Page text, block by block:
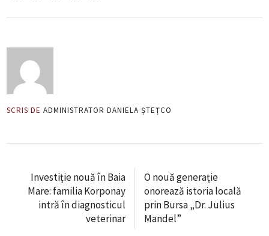
SCRIS DE ADMINISTRATOR DANIELA ȘTEȚCO
Investiție nouă în Baia
Mare: familia Korponay
intră în diagnosticul
veterinar
O nouă generație
onorează istoria locală
prin Bursa „Dr. Julius
Mandel”